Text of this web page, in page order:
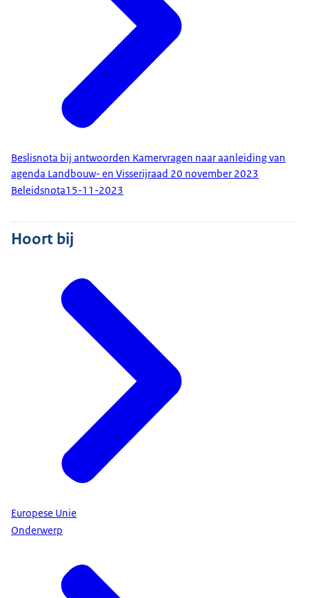
Beslisnota bij antwoorden Kamervragen naar aanleiding van
agenda Landbouw- en Visserijraad 20 november 2023
Beleidsnota15-11-2023
Hoort bij
Europese Unie
Onderwerp